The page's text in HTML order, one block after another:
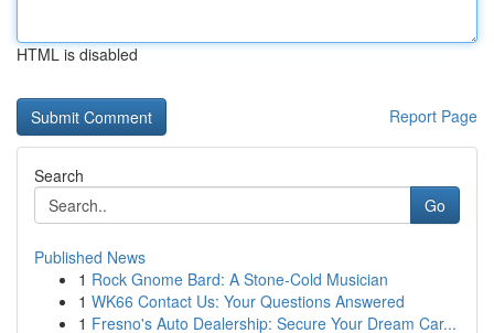
HTML is disabled
Report Page
Search
Go
Published News
1 Rock Gnome Bard: A Stone-Cold Musician
1 WK66 Contact Us: Your Questions Answered
1 Fresno's Auto Dealership: Secure Your Dream Car...